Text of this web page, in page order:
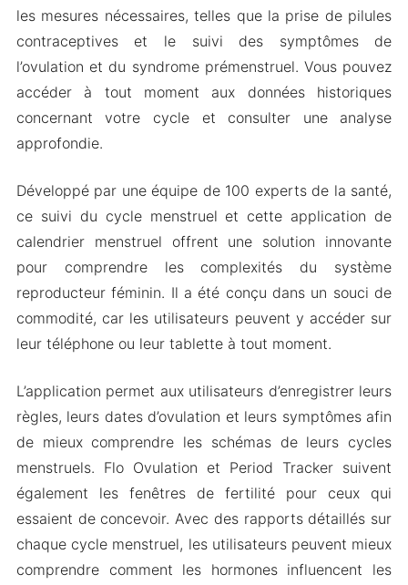
les mesures nécessaires, telles que la prise de pilules
contraceptives et le suivi des symptômes de
l’ovulation et du syndrome prémenstruel. Vous pouvez
accéder à tout moment aux données historiques
concernant votre cycle et consulter une analyse
approfondie.
Développé par une équipe de 100 experts de la santé,
ce suivi du cycle menstruel et cette application de
calendrier menstruel offrent une solution innovante
pour comprendre les complexités du système
reproducteur féminin. Il a été conçu dans un souci de
commodité, car les utilisateurs peuvent y accéder sur
leur téléphone ou leur tablette à tout moment.
L’application permet aux utilisateurs d’enregistrer leurs
règles, leurs dates d’ovulation et leurs symptômes afin
de mieux comprendre les schémas de leurs cycles
menstruels. Flo Ovulation et Period Tracker suivent
également les fenêtres de fertilité pour ceux qui
essaient de concevoir. Avec des rapports détaillés sur
chaque cycle menstruel, les utilisateurs peuvent mieux
comprendre comment les hormones influencent les